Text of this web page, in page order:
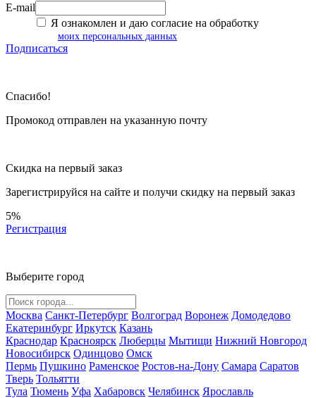
E-mail
Я ознакомлен и даю согласие на обработку
моих персональных данных
Подписаться
Спасибо!
Промокод отправлен на указанную почту
Скидка на первый заказ
Зарегистрируйся на сайте и получи скидку на первый заказ
5%
Регистрация
Выберите город
Москва Санкт-Петербург Волгоград Воронеж Домодедово
Екатеринбург Иркутск Казань
Краснодар Красноярск Люберцы Мытищи Нижний Новгород
Новосибирск Одинцово Омск
Пермь Пушкино Раменское Ростов-на-Дону Самара Саратов
Тверь Тольятти
Тула Тюмень Уфа Хабаровск Челябинск Ярославль